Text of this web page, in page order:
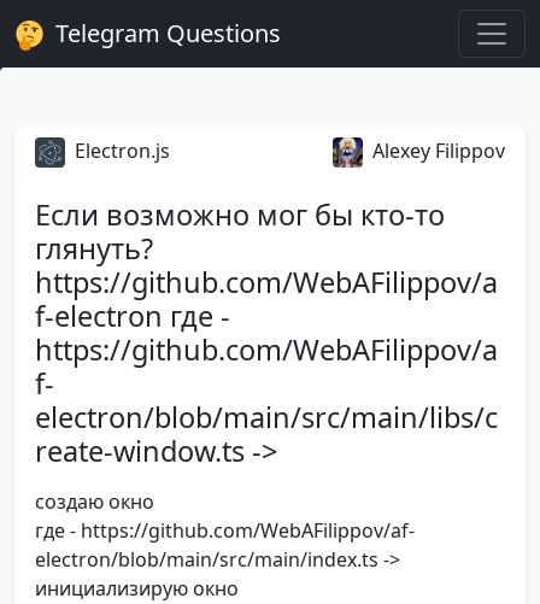
Telegram Questions
Electron.js Alexey Filippov
Если возможно мог бы кто-то
глянуть?
https://github.com/WebAFilippov/a
f-electron где -
https://github.com/WebAFilippov/a
f-
electron/blob/main/src/main/libs/c
reate-window.ts ->
создаю окно
где - https://github.com/WebAFilippov/af-
electron/blob/main/src/main/index.ts ->
инициализирую окно